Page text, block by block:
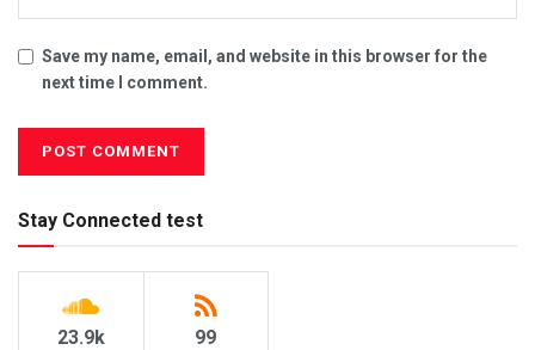
Save my name, email, and website in this browser for the
next time I comment.
Stay Connected test
23.9k 99